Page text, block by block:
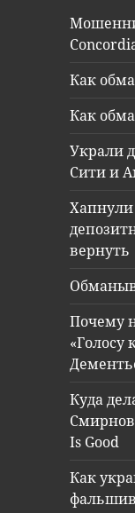
Как
Как
Украли
Сити и
Хапнули
вернуть
Почему
Куда
Is Good
Как